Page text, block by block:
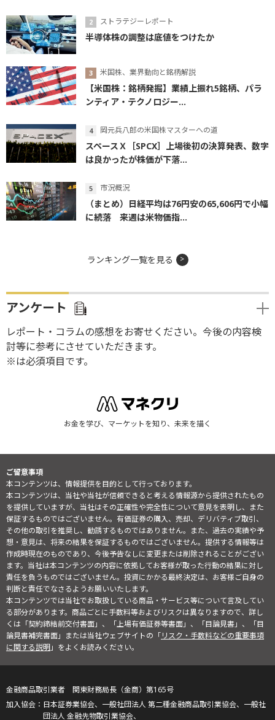
ストラテジーレポート
半導体株の調整は底値をつけたか
米国株、業界動向と銘柄解説
【米国株：銘柄発掘】業績上振れ5銘柄、パラ
ンティア・テクノロジー...
岡元兵八郎の米国株マスターへの道
スペースＸ［SPCX］上場後初の決算発表、数字
は良かったが株価が下落...
市況概況
（まとめ）日経平均は76円安の65,606円で小幅
に続落 来週は米物価指...
ランキング一覧を見る
アンケート
レポート・コラムの感想をお寄せください。今後の内容検
討等に参考にさせていただきます。
※は必須項目です。
お金を学び、マーケットを知り、未来を描く
ご留意事項
本コンテンツは、情報提供を目的として行っております。
本コンテンツは、当社や当社が信頼できると考える情報源から提供されたもの
を提供していますが、当社はその正確性や完全性について意見を表明し、また
保証するものではございません。有価証券の購入、売却、デリバティブ取引、
その他の取引を推奨し、勧誘するものではありません。また、過去の実績や予
想・意見は、将来の結果を保証するものではございません。提供する情報等は
作成時現在のものであり、今後予告なしに変更または削除されることがござい
ます。当社は本コンテンツの内容に依拠してお客様が取った行動の結果に対し
責任を負うものではございません。投資にかかる最終決定は、お客様ご自身の
判断と責任でなさるようお願いいたします。
本コンテンツでは当社でお取扱している商品・サービス等について言及してい
る部分があります。商品ごとに手数料等およびリスクは異なりますので、詳し
くは「契約締結前交付書面」、「上場有価証券等書面」、「目論見書」、「目
論見書補完書面」または当社ウェブサイトの「リスク・手数料などの重要事項
に関する説明」をよくお読みください。
金融商品取引業者 関東財務局長（金商）第165号
日本証券業協会、一般社団法人 第二種金融商品取引業協会、一般社
団法人 金融先物取引業協会、